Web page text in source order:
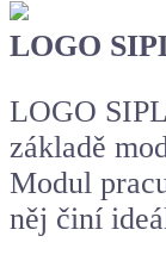
LOGO
LOGO
základě
Modul
něj činí